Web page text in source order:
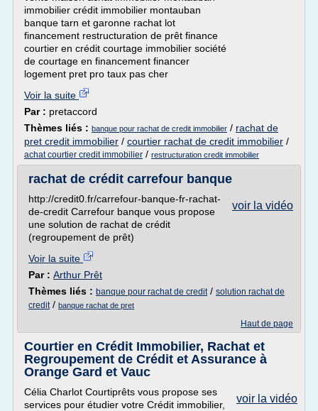
immobilier crédit immobilier montauban
banque tarn et garonne rachat lot
financement restructuration de prêt finance
courtier en crédit courtage immobilier société
de courtage en financement financer
logement pret pro taux pas cher
Voir la suite
Par : pretaccord
Thèmes liés : banque pour rachat de credit immobilier / rachat de
pret credit immobilier / courtier rachat de credit immobilier /
achat courtier credit immobilier / restructuration credit immobilier
rachat de crédit carrefour banque
voir la vidéo
http://credit0.fr/carrefour-banque-fr-rachat-
de-credit Carrefour banque vous propose
une solution de rachat de crédit
(regroupement de prêt)
Voir la suite
Par : Arthur Prêt
Thèmes liés : banque pour rachat de credit/ solution rachat de
credit/ banque rachat de pret
Haut de page
Courtier en Crédit Immobilier, Rachat et
Regroupement de Crédit et Assurance à
Orange Gard et Vauc
voir la vidéo
Célia Charlot Courtiprêts vous propose ses
services pour étudier votre Crédit immobilier,